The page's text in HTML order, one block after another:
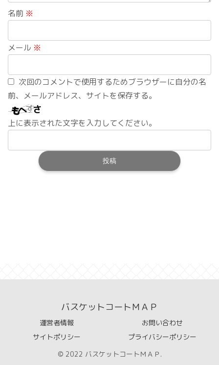
名前 ※
メール ※
次回のコメントで使用するためブラウザーに自分の名
前、メールアドレス、サイトを保存する。
上に表示された文字を入力してください。
バスケットコートＭＡＰ
運営者情報
お問い合わせ
サイトポリシー
プライバシーポリシー
© 2022 バスケットコートＭＡＰ.